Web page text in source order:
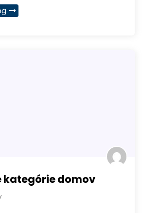
kategórie domov